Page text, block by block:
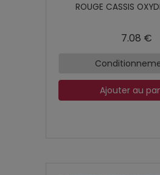
ROUGE CASSIS
7.08 €
Ajouter au